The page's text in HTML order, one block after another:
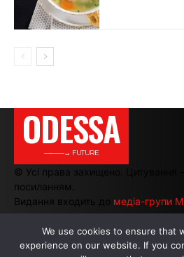
ODESSA
———→ FUTURE
© Усі права захищено. Цитування
посиланням.
Видання входить до медіа-групи
АВТОРИ
We use cookies to ensure that
experience on our website. If you